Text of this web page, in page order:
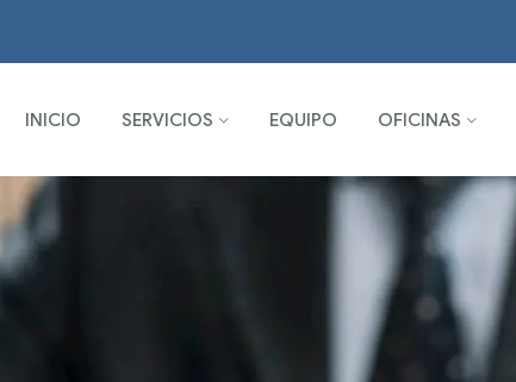
INICIO SERVICIOS EQUIPO OFICINAS